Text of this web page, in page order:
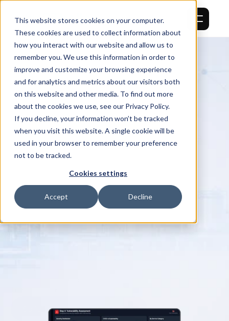
This website stores cookies on your computer.
These cookies are used to collect information about
how you interact with our website and allow us to
remember you. We use this information in order to
improve and customize your browsing experience
and for analytics and metrics about our visitors both
on this website and other media. To find out more
about the cookies we use, see our Privacy Policy.
If you decline, your information won’t be tracked
when you visit this website. A single cookie will be
used in your browser to remember your preference
not to be tracked.
Cookies settings
Accept Decline
OThello
ORQUESTADO POR IA · LISTO PARA EL CRA DE LA UE
Deje de perseguir las
vulnerabilidades del ayer. Proteja
las del mañana con OThello
penetración guiadas por IA en entornos OT
y dispositivos industriales sin afectar las
operaciones en vivo. Cubre la
infraestructura de red implementada,
controladores embebidos, firmware y
Solicitar una demostración